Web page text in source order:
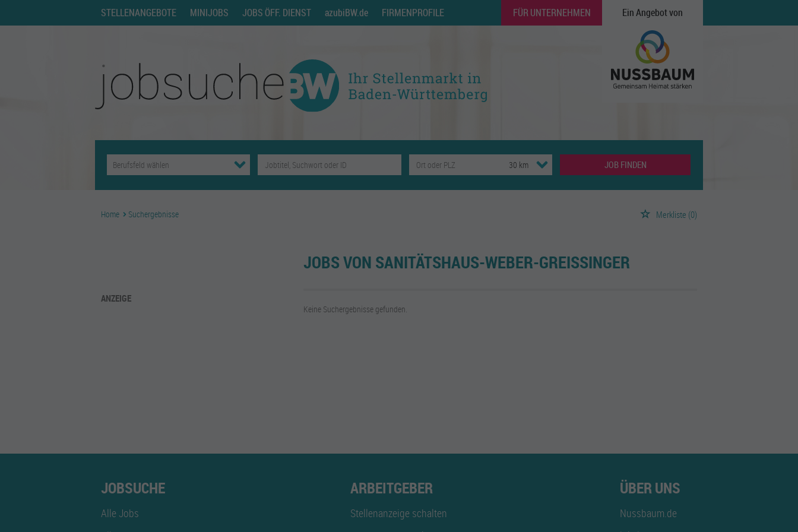
STELLENANGEBOTE MINIJOBS JOBS ÖFF. DIENST azubiBW.de FIRMENPROFILE FÜR UNTERNEHMEN Ein Angebot von
JOB FINDEN
Home Suchergebnisse Merkliste (0)
ANZEIGE
JOBS VON SANITÄTSHAUS-WEBER-GREISSINGER
Keine Suchergebnisse gefunden.
JOBSUCHE
Alle Jobs
ARBEITGEBER
Stellenanzeige schalten
ÜBER UNS
Nussbaum.de